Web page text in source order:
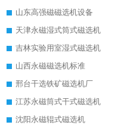
山东高强磁磁选机设备
天津永磁湿式筒式磁选机
吉林实验用室湿式磁选机
山西永磁磁选机标准
邢台干选铁矿磁选机厂
江苏永磁筒式干式磁选机
沈阳永磁辊式磁选机